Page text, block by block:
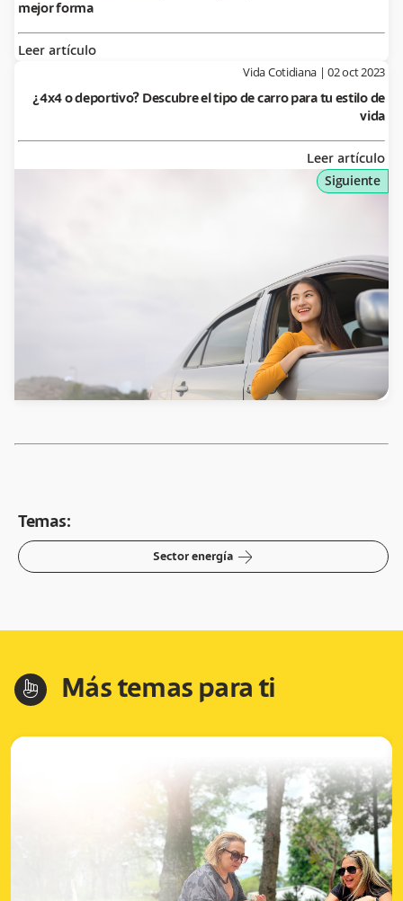
mejor forma
Leer artículo
Siguiente
Vida Cotidiana |02 oct 2023
¿4x4 o deportivo? Descubre el tipo de carro para tu estilo de
vida
Leer artículo
Temas:
Sector energía arrow-right
hand-index Más temas para ti